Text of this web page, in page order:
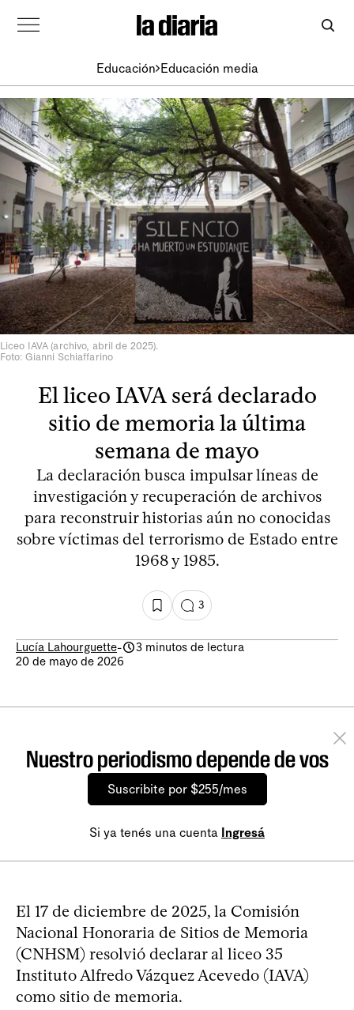
Educación Educación media
Liceo IAVA (archivo, abril de 2025).
Foto: Gianni Schiaffarino
El liceo IAVA será declarado
sitio de memoria la última
semana de mayo
La declaración busca impulsar líneas de
investigación y recuperación de archivos
para reconstruir historias aún no conocidas
sobre víctimas del terrorismo de Estado entre
1968 y 1985.
3
Lucía Lahourguette-
3 minutos de lectura
20 de mayo de 2026
Nuestro periodismo depende de vos
Suscribite por $255/mes
Si ya tenés una cuenta Ingresá
El 17 de diciembre de 2025, la Comisión
Nacional Honoraria de Sitios de Memoria
(CNHSM) resolvió declarar al liceo 35
Instituto Alfredo Vázquez Acevedo (IAVA)
como sitio de memoria.